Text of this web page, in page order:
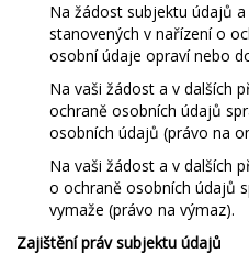
Na žádost subjektu údajů
stanovených v nařízení o
osobní údaje opraví nebo
Na vaši žádost a v dalších
ochraně osobních údajů
osobních údajů (právo na
Na vaši žádost a v dalších
o ochraně osobních údajů
vymaže (právo na výmaz).
Zajištění práv subjektu údajů